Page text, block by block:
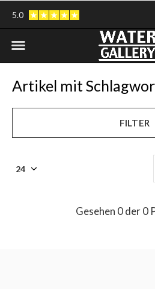
5.0
Artikel mit
FILTER
Gesehen 0 der 0